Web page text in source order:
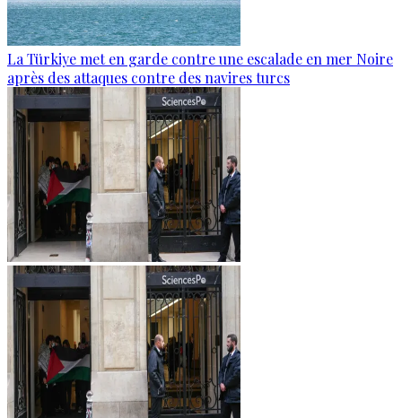
La Türkiye met en garde contre une escalade en mer Noire
après des attaques contre des navires turcs